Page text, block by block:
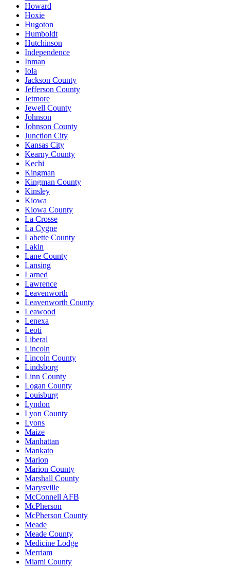
Howard
Hoxie
Hugoton
Humboldt
Hutchinson
Independence
Inman
Iola
Jackson County
Jefferson County
Jetmore
Jewell County
Johnson
Johnson County
Junction City
Kansas City
Kearny County
Kechi
Kingman
Kingman County
Kinsley
Kiowa
Kiowa County
La Crosse
La Cygne
Labette County
Lakin
Lane County
Lansing
Larned
Lawrence
Leavenworth
Leavenworth County
Leawood
Lenexa
Leoti
Liberal
Lincoln
Lincoln County
Lindsborg
Linn County
Logan County
Louisburg
Lyndon
Lyon County
Lyons
Maize
Manhattan
Mankato
Marion
Marion County
Marshall County
Marysville
McConnell AFB
McPherson
McPherson County
Meade
Meade County
Medicine Lodge
Merriam
Miami County